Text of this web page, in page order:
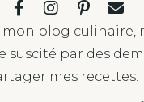
mon blog culinaire,
suscité par des
mes recettes.